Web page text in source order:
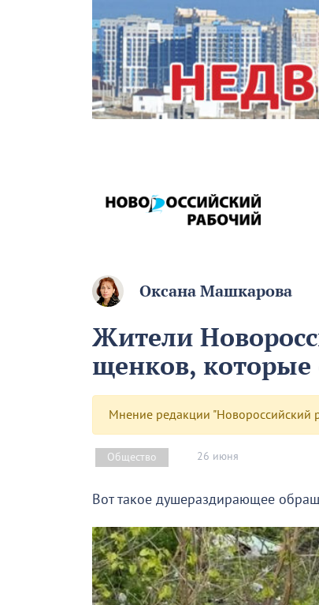
Оксана Машкарова
Жители
щенков, которые
Мнение редакции "Новороссийский
Общество 26 июня
Вот такое душераздирающее